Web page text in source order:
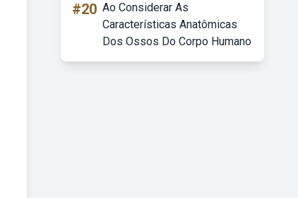
#20 Ao Considerar As
Características Anatômicas
Dos Ossos Do Corpo Humano